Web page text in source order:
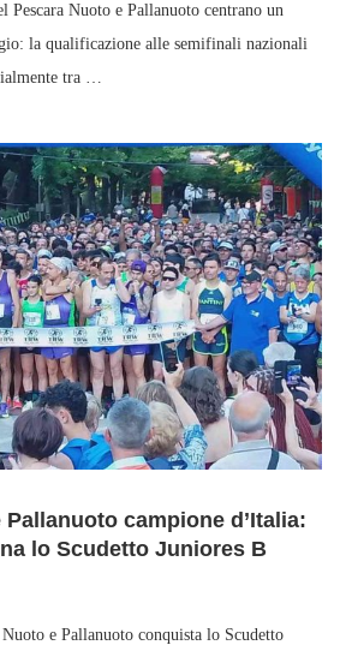
Pescara Nuoto e Pallanuoto centrano un
la qualificazione alle semifinali nazionali
tra …
Pallanuoto campione d’Italia:
lo Scudetto Juniores B
e Pallanuoto conquista lo Scudetto